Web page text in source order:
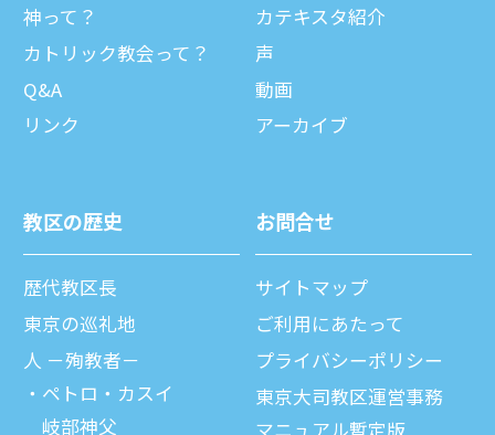
神って？
カトリック教会って？
Q&A
リンク
カテキスタ紹介
声
動画
アーカイブ
教区の歴史
歴代教区⻑
東京の巡礼地
⼈ －殉教者－
ペトロ・カスイ
岐部神父
お問合せ
サイトマップ
ご利⽤にあたって
プライバシーポリシー
東京大司教区運営事務
マニュアル暫定版